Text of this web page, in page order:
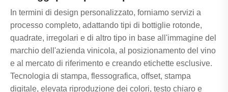
In termini di design personalizzato, forniamo servizi a
processo completo, adattando tipi di bottiglie rotonde,
quadrate, irregolari e di altro tipo in base all'immagine del
marchio dell'azienda vinicola, al posizionamento del vino
e al mercato di riferimento e creando etichette esclusive.
Tecnologia di stampa, flessografica, offset, stampa
digitale, elevata riproduzione dei colori, testo chiaro e